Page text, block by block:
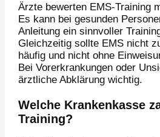
Ärzte bewerten EMS-Training
Es kann bei gesunden
Anleitung ein sinnvoller
Gleichzeitig sollte EMS nicht
häufig und nicht ohne
Bei Vorerkrankungen oder
ärztliche Abklärung wichtig.
Welche Krankenkasse
Training?